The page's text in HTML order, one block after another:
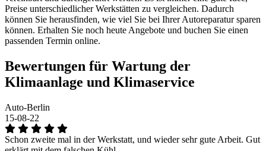
Preise unterschiedlicher Werkstätten zu vergleichen. Dadurch
können Sie herausfinden, wie viel Sie bei Ihrer Autoreparatur sparen
können. Erhalten Sie noch heute Angebote und buchen Sie einen
passenden Termin online.
Bewertungen für Wartung der
Klimaanlage und Klimaservice
Auto-Berlin
15-08-22
Schon zweite mal in der Werkstatt, und wieder sehr gute Arbeit. Gut